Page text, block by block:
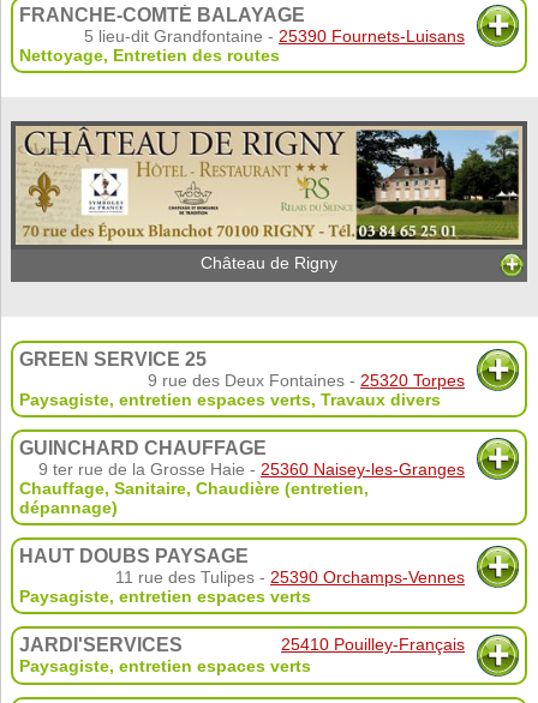
FRANCHE-COMTÉ BALAYAGE
5 lieu-dit Grandfontaine - 25390 Fournets-Luisans
Nettoyage, Entretien des routes
Château de Rigny
GREEN SERVICE 25
9 rue des Deux Fontaines - 25320 Torpes
Paysagiste, entretien espaces verts, Travaux divers
GUINCHARD CHAUFFAGE
9 ter rue de la Grosse Haie - 25360 Naisey-les-Granges
Chauffage, Sanitaire, Chaudière (entretien,
dépannage)
HAUT DOUBS PAYSAGE
11 rue des Tulipes - 25390 Orchamps-Vennes
Paysagiste, entretien espaces verts
JARDI'SERVICES
25410 Pouilley-Français
Paysagiste, entretien espaces verts